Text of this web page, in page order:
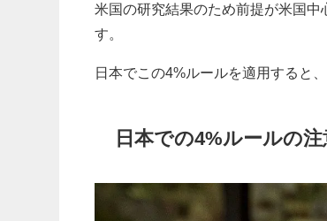
米国の研究結果のため前提が米国
す。
日本でこの4%ルールを適用すると
日本での4%ルールの注